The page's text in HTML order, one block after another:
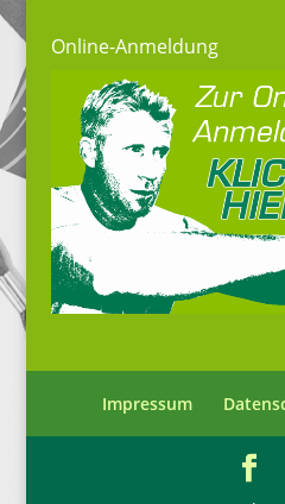
Online-Anmeldung
Impressum